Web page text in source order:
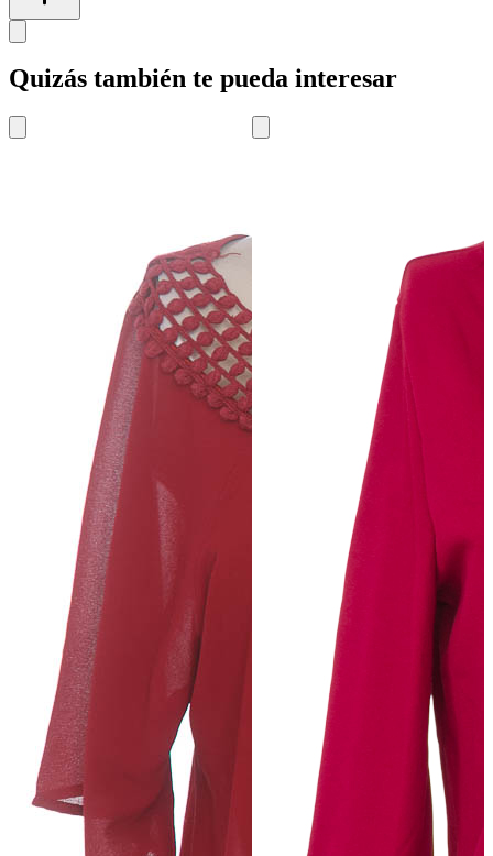
Quizás también te pueda interesar